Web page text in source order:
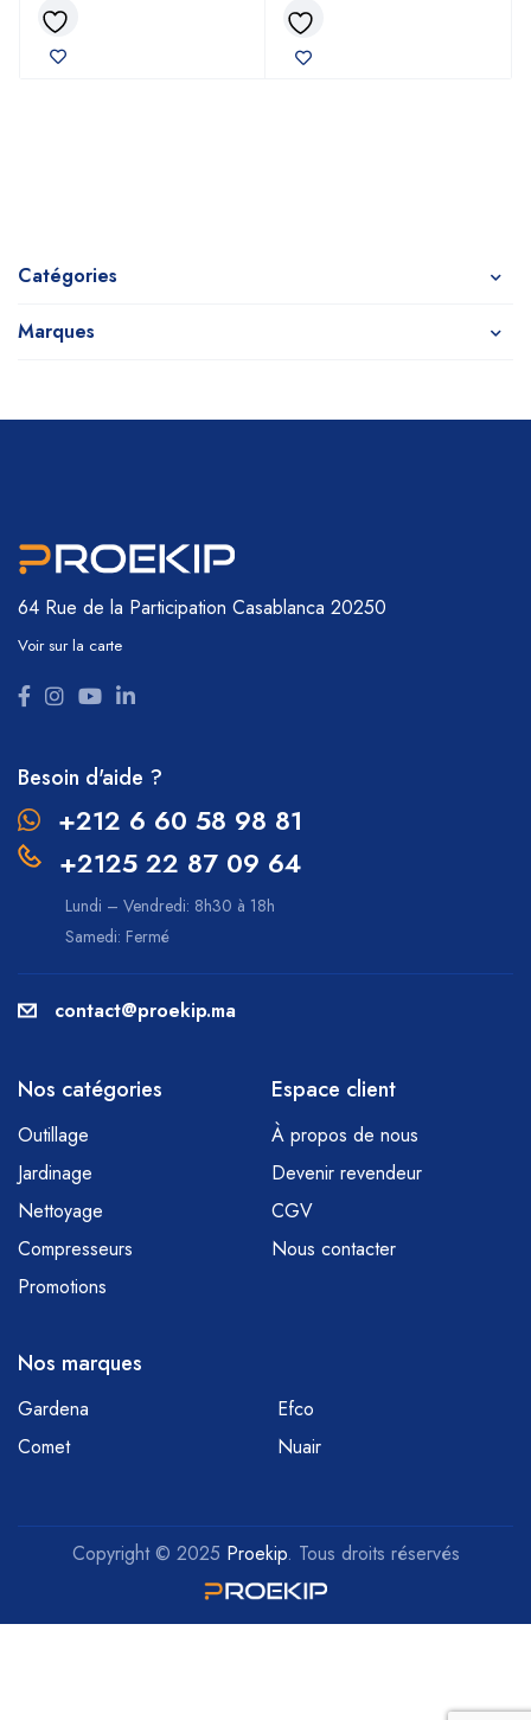
Catégories
Marques
64 Rue de la Participation Casablanca 20250
Voir sur la carte
Besoin d'aide ?
+212 6 60 58 98 81
+2125 22 87 09 64
Lundi – Vendredi: 8h30 à 18h
Samedi: Fermé
contact@proekip.ma
Nos catégories
Outillage
Jardinage
Nettoyage
Compresseurs
Promotions
Espace client
À propos de nous
Devenir revendeur
CGV
Nous contacter
Nos marques
Gardena
Efco
Comet
Nuair
Copyright © 2025 Proekip. Tous droits réservés